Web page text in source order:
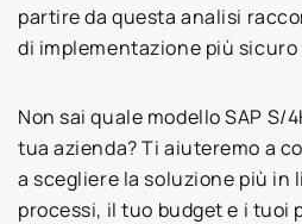
partire da questa analisi
di implementazione più
Non sai quale modello SAP S/
tua azienda? Ti aiuteremo a
a scegliere la soluzione più in
processi, il tuo budget e i tuoi